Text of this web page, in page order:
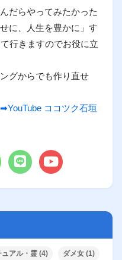
だらやってみたかった
に、人生を豊かに」す
行きますのでお役に立
グからでも作り直せ
➡YouTube ココツク石垣
ュアル・霊 (4) ダメ女 (1)